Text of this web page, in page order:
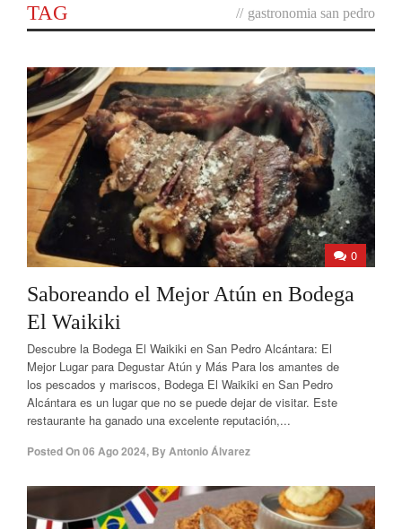
TAG // gastronomia san pedro
0
Saboreando el Mejor Atún en Bodega
El Waikiki
Descubre la Bodega El Waikiki en San Pedro Alcántara: El
Mejor Lugar para Degustar Atún y Más Para los amantes de
los pescados y mariscos, Bodega El Waikiki en San Pedro
Alcántara es un lugar que no se puede dejar de visitar. Este
restaurante ha ganado una excelente reputación,...
Posted On06 Ago 2024, ByAntonio Álvarez